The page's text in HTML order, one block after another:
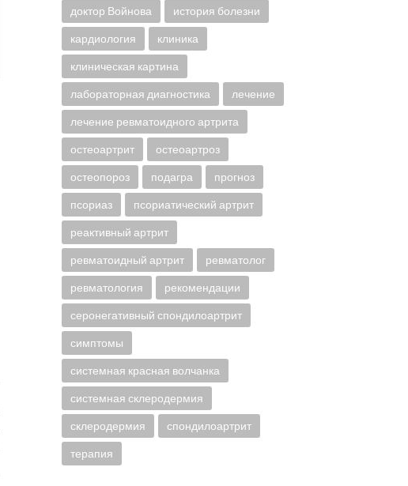
доктор Войнова история болезни
кардиология клиника
клиническая картина
лабораторная диагностика лечение
лечение ревматоидного артрита
остеоартрит остеоартроз
остеопороз подагра прогноз
псориаз псориатический артрит
реактивный артрит
ревматоидный артрит ревматолог
ревматология рекомендации
серонегативный спондилоартрит
симптомы
системная красная волчанка
системная склеродермия
склеродермия спондилоартрит
терапия